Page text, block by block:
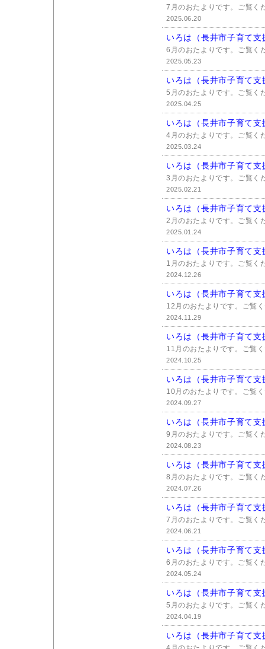
7月のおたよりです。ご覧く
2025.06.20
いろは（長井市子育て
6月のおたよりです。ご覧く
2025.05.23
いろは（長井市子育て
5月のおたよりです。ご覧く
2025.04.25
いろは（長井市子育て
4月のおたよりです。ご覧く
2025.03.24
いろは（長井市子育て
3月のおたよりです。ご覧く
2025.02.21
いろは（長井市子育て
2月のおたよりです。ご覧く
2025.01.24
いろは（長井市子育て
1月のおたよりです。ご覧く
2024.12.26
いろは（長井市子育て
12月のおたよりです。ご覧
2024.11.29
いろは（長井市子育て
11月のおたよりです。ご覧
2024.10.25
いろは（長井市子育て
10月のおたよりです。ご覧
2024.09.27
いろは（長井市子育て
9月のおたよりです。ご覧く
2024.08.23
いろは（長井市子育て
8月のおたよりです。ご覧く
2024.07.26
いろは（長井市子育て
7月のおたよりです。ご覧く
2024.06.21
いろは（長井市子育て
6月のおたよりです。ご覧く
2024.05.24
いろは（長井市子育て
5月のおたよりです。ご覧く
2024.04.19
いろは（長井市子育て